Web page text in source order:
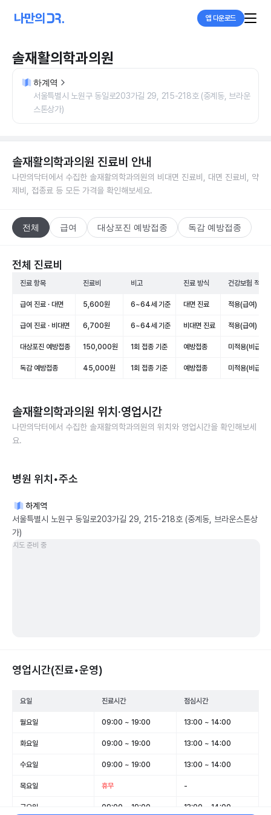
앱 다운로드
솔재활의학과의원
하계역
서울특별시 노원구 동일로203가길 29, 215-218호 (중계동, 브라운
스톤상가)
솔재활의학과의원 진료비 안내
나만의닥터에서 수집한 솔재활의학과의원의 비대면 진료비, 대면 진료비, 약
제비, 접종료 등 모든 가격을 확인해보세요.
전체 급여 대상포진 예방접종 독감 예방접종
전체 진료비
진료 항목 진료비 비고 진료 방식 건강보험 적용
급여 진료 · 대면 5,600원 6~64세 기준 대면 진료 적용(급여)
급여 진료 · 비대면 6,700원 6~64세 기준 비대면 진료 적용(급여)
대상포진 예방접종 150,000원 1회 접종 기준 예방접종 미적용(비급여)
독감 예방접종 45,000원 1회 접종 기준 예방접종 미적용(비급여)
솔재활의학과의원 위치·영업시간
나만의닥터에서 수집한 솔재활의학과의원의 위치와 영업시간을 확인해보세
요.
병원 위치•주소
하계역
서울특별시 노원구 동일로203가길 29, 215-218호 (중계동, 브라운스톤상
가)
지도 준비 중
영업시간(진료•운영)
요일 진료시간 점심시간
월요일 09:00 ~ 19:00 13:00 ~ 14:00
화요일 09:00 ~ 19:00 13:00 ~ 14:00
수요일 09:00 ~ 19:00 13:00 ~ 14:00
목요일 휴무 -
금요일 09:00 ~ 19:00 13:00 ~ 14:00